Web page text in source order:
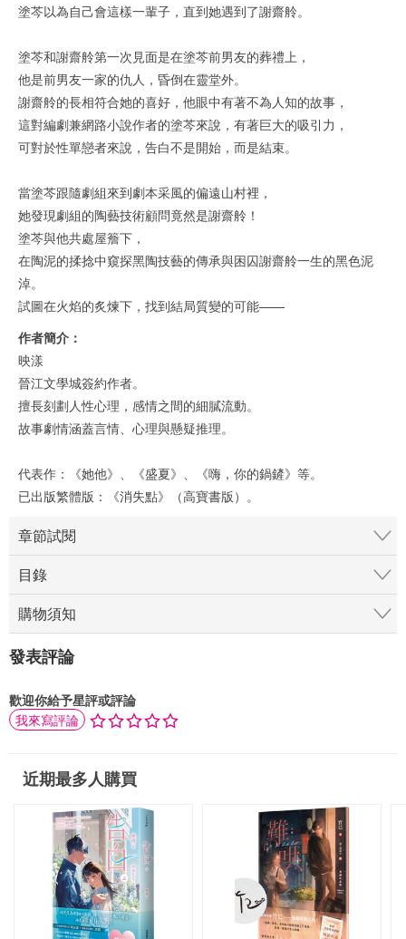
塗芩以為自己會這樣一輩子，直到她遇到了謝齋舲。
塗芩和謝齋舲第一次見面是在塗芩前男友的葬禮上，
他是前男友一家的仇人，昏倒在靈堂外。
謝齋舲的長相符合她的喜好，他眼中有著不為人知的故事，
這對編劇兼網路小說作者的塗芩來說，有著巨大的吸引力，
可對於性單戀者來說，告白不是開始，而是結束。
當塗芩跟隨劇組來到劇本采風的偏遠山村裡，
她發現劇組的陶藝技術顧問竟然是謝齋舲！
塗芩與他共處屋簷下，
在陶泥的揉捻中窺探黑陶技藝的傳承與困囚謝齋舲一生的黑色泥
淖。
試圖在火焰的炙煉下，找到結局質變的可能——
作者簡介：
映漾
晉江文學城簽約作者。
擅長刻劃人性心理，感情之間的細膩流動。
故事劇情涵蓋言情、心理與懸疑推理。
代表作：《她他》、《盛夏》、《嗨，你的鍋鏟》等。
已出版繁體版：《消失點》（高寶書版）。
章節試閱
目錄
購物須知
發表評論
歡迎你給予星評或評論
我來寫評論
近期最多人購買